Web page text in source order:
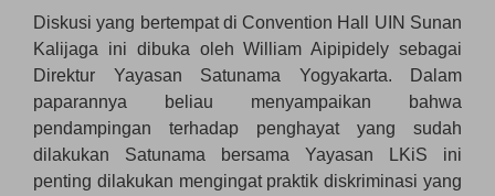
Diskusi yang bertempat di Convention Hall UIN Sunan
Kalijaga ini dibuka oleh William Aipipidely sebagai
Direktur Yayasan Satunama Yogyakarta. Dalam
paparannya beliau menyampaikan bahwa
pendampingan terhadap penghayat yang sudah
dilakukan Satunama bersama Yayasan LKiS ini
penting dilakukan mengingat praktik diskriminasi yang